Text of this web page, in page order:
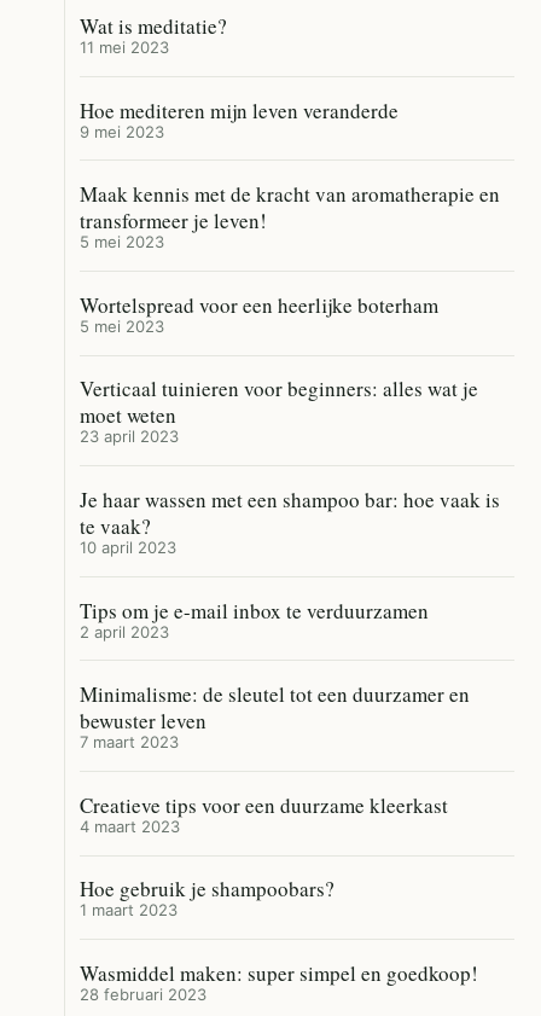
Wat is meditatie?
11 mei 2023
Hoe mediteren mijn leven veranderde
9 mei 2023
Maak kennis met de kracht van aromatherapie en
transformeer je leven!
5 mei 2023
Wortelspread voor een heerlijke boterham
5 mei 2023
Verticaal tuinieren voor beginners: alles wat je
moet weten
23 april 2023
Je haar wassen met een shampoo bar: hoe vaak is
te vaak?
10 april 2023
Tips om je e-mail inbox te verduurzamen
2 april 2023
Minimalisme: de sleutel tot een duurzamer en
bewuster leven
7 maart 2023
Creatieve tips voor een duurzame kleerkast
4 maart 2023
Hoe gebruik je shampoobars?
1 maart 2023
Wasmiddel maken: super simpel en goedkoop!
28 februari 2023